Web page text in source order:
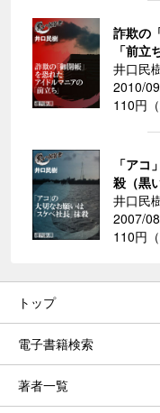
詐欺の
「前立
井口民
2010/
110円（
「ア
殺（黒
井口民
2007/
110円（
トップ
電子書籍検索
著者一覧